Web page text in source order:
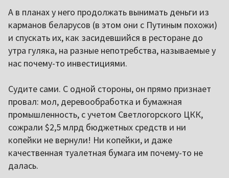
А в планах у него продолжать вынимать деньги из
карманов беларусов (в этом они с Путиным похожи)
и спускать их, как засидевшийся в ресторане до
утра гуляка, на разные непотребства, называемые у
нас почему-то инвестициями.
Судите сами. С одной стороны, он прямо признает
провал: мол, деревообработка и бумажная
промышленность, с учетом Светлогорского ЦКК,
сожрали $2,5 млрд бюджетных средств и ни
копейки не вернули! Ни копейки, и даже
качественная туалетная бумага им почему-то не
далась.